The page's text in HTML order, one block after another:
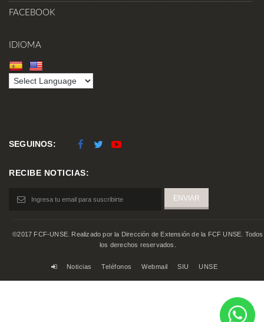
FACEBOOK
IDIOMA
SEGUINOS:
RECIBE NOTICIAS:
©2017 FCF-UNSE. Realizado por la Dirección de Extensión de la FCF UNSE. Todos
los derechos reservados.
Noticias Teléfonos Webmail SIU UNSE